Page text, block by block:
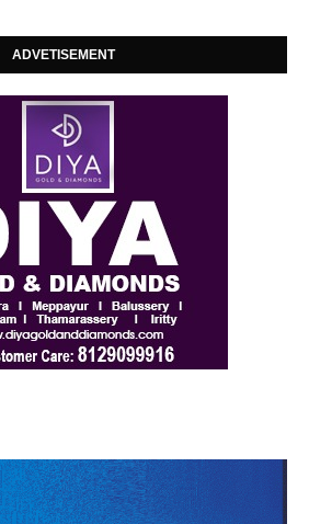
ADVETISEMENT